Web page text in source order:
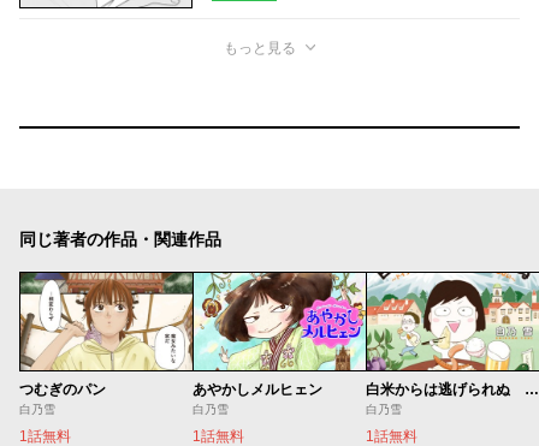
もっと見る
同じ著者の作品・関連作品
つむぎのパン
白乃雪
1話無料
あやかしメルヒェン
白乃雪
1話無料
白米からは逃げられぬ ～ドイツでつくる日本食、いつも何かがそろわない～
白乃雪
1話無料